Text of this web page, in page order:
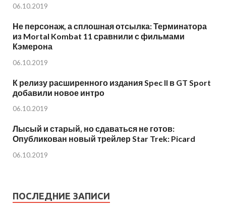
06.10.2019
Не персонаж, а сплошная отсылка: Терминатора
из Mortal Kombat 11 сравнили с фильмами
Кэмерона
06.10.2019
К релизу расширенного издания Spec II в GT Sport
добавили новое интро
06.10.2019
Лысый и старый, но сдаваться не готов:
Опубликован новый трейлер Star Trek: Picard
06.10.2019
ПОСЛЕДНИЕ ЗАПИСИ